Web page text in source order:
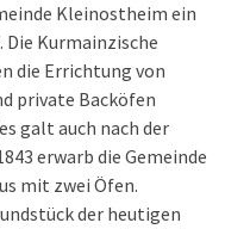
Kleinostheim ein
Die Kurmainzische
die Errichtung von
private Backöfen
galt auch nach der
erwarb die Gemeinde
mit zwei Öfen.
der heutigen